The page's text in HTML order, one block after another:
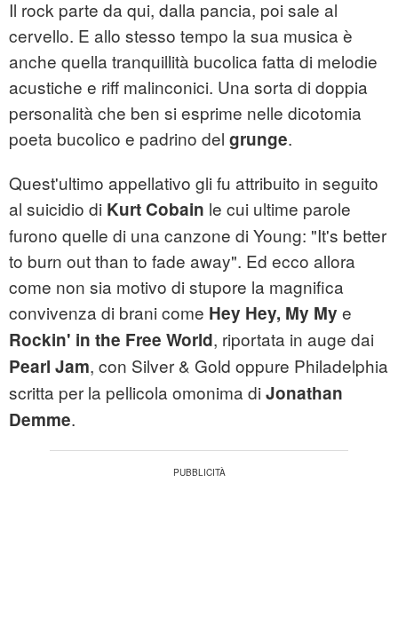
Il rock parte da qui, dalla pancia, poi sale al
cervello. E allo stesso tempo la sua musica è
anche quella tranquillità bucolica fatta di melodie
acustiche e riff malinconici. Una sorta di doppia
personalità che ben si esprime nelle dicotomia
poeta bucolico e padrino del grunge.
Quest'ultimo appellativo gli fu attribuito in seguito
al suicidio di Kurt Cobain le cui ultime parole
furono quelle di una canzone di Young: "It's better
to burn out than to fade away". Ed ecco allora
come non sia motivo di stupore la magnifica
convivenza di brani come Hey Hey, My My e
Rockin' in the Free World, riportata in auge dai
Pearl Jam, con Silver & Gold oppure Philadelphia
scritta per la pellicola omonima di Jonathan
Demme.